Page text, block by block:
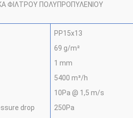
ΦΙΛΤΡΟΥ ΠΟΛΥΠΡΟΠΥΛΕΝΙΟΥ
PP15x13
69 g/m²
1 mm
5400 m³/h
10Pa @ 1,5 m/s
drop
250Pa